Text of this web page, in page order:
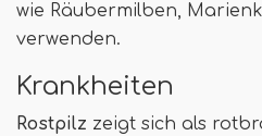
wie Räubermilben,
verwenden.
Krankheiten
Rostpilz zeigt sich als